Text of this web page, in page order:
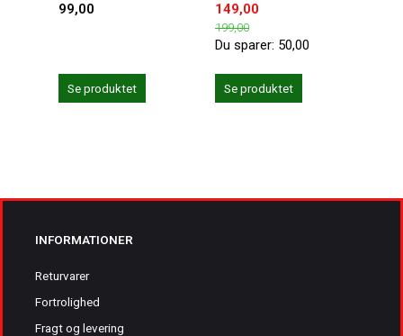
99,00
Se produktet
149,00
199,00
Du sparer: 50,00
Se produktet
INFORMATIONER
Returvarer
Fortrolighed
Fragt og levering